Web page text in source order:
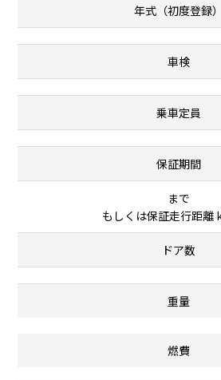
年式（初度登録）
車検
乗車定員
保証期間
まで
もしくは保証走行距離
ドア数
重量
燃費